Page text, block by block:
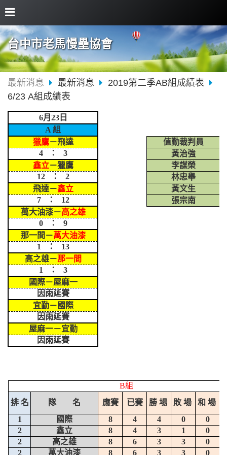
台中市老馬慢壘協會
最新消息 最新消息
2019第二季AB組成績表
6/23 A組成績表
6月23日
A 組
獵鷹－飛達 值勤裁判員
4 ： 3
黃治強
鑫立－獵鷹
李謀榮
12 ： 2
林忠舉
飛達－鑫立
黃文生
7 ： 12
張宗南
萬大油漆－高之雄
0 ： 9
那一間－萬大油漆
1 ： 13
高之雄－那一間
1 ： 3
國際－屋麻一
因雨延賽
宜勤－國際
因雨延賽
屋麻一－宜勤
因雨延賽
B組
排 名
隊 名 應賽 已賽 勝 場 敗 場 和 場
1
國際 8 4 4 0
0
2
鑫立 8 4 3 1
0
2
高之雄 8 6 3 3
0
2
萬大油漆 8 6 3 3 0